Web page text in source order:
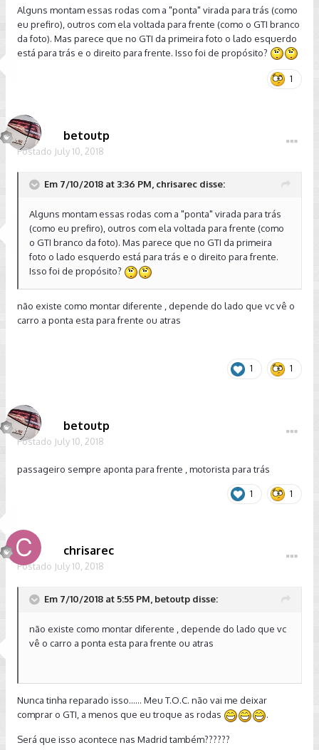
Alguns montam essas rodas com a "ponta" virada para trás (como
eu prefiro), outros com ela voltada para frente (como o GTI branco
da foto). Mas parece que no GTI da primeira foto o lado esquerdo
está para trás e o direito para frente. Isso foi de propósito?
1
betoutp
Postado July 10, 2018
Em 7/10/2018 at 3:36 PM, chrisarec disse:
Alguns montam essas rodas com a "ponta" virada para trás
(como eu prefiro), outros com ela voltada para frente (como
o GTI branco da foto). Mas parece que no GTI da primeira
foto o lado esquerdo está para trás e o direito para frente.
Isso foi de propósito?
não existe como montar diferente , depende do lado que vc vê o
carro a ponta esta para frente ou atras
1 1
betoutp
Postado July 10, 2018
passageiro sempre aponta para frente , motorista para trás
1 1
chrisarec
Postado July 10, 2018
Em 7/10/2018 at 5:55 PM, betoutp disse:
não existe como montar diferente , depende do lado que vc
vê o carro a ponta esta para frente ou atras
Nunca tinha reparado isso...... Meu T.O.C. não vai me deixar
comprar o GTI, a menos que eu troque as rodas
.
Será que isso acontece nas Madrid também??????